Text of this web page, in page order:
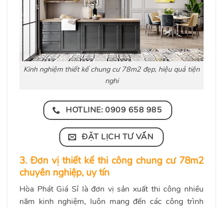
Kinh nghiệm thiết kế chung cư 78m2 đẹp, hiệu quả tiện
nghi
HOTLINE: 0909 658 985
ĐẶT LỊCH TƯ VẤN
3. Đơn vị thiết kế thi công chung cư 78m2
chuyên nghiệp, uy tín
Hòa Phát Giá Sỉ là đơn vị sản xuất thi công nhiều
năm kinh nghiệm, luôn mang đến các công trình